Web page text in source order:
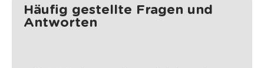
Häufig gestellte Fragen und
Antworten